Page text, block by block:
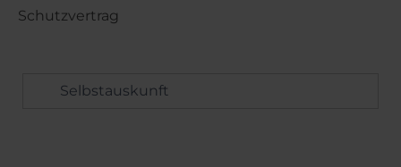
Schutzvertrag
Selbstauskunft